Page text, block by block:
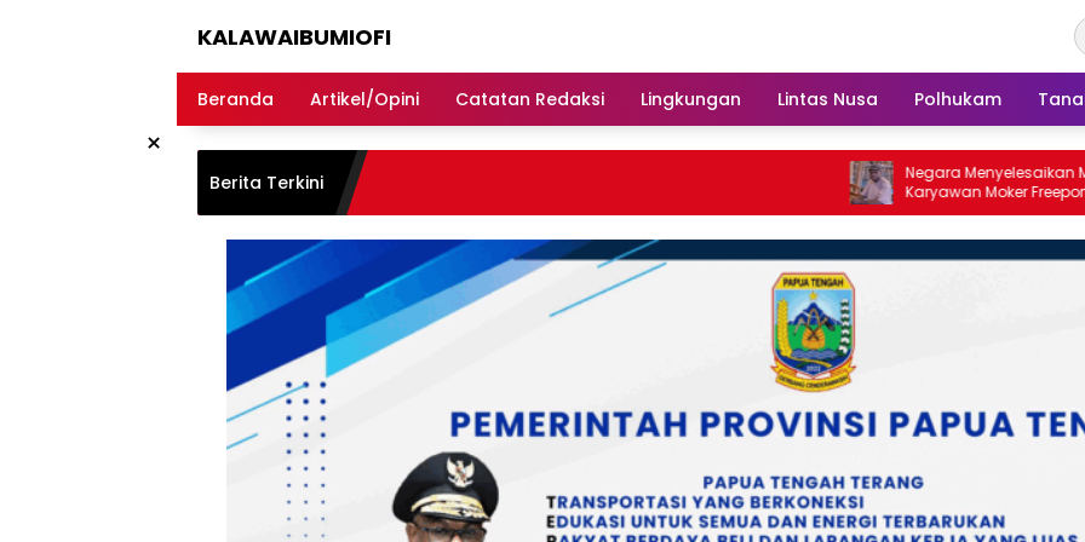
KALAWAIBUMIOFI
Dari
Beranda Artikel/Opini Catatan Redaksi Lingkungan Lintas Nusa Polhukam
×
Berita Terkini
Negara Menyelesaikan Masalah
Karyawan Moker Freeport Melalui Said
Iqbal